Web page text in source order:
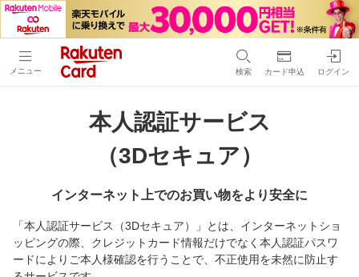
メニュー 検索 カード申込 ログイン
本人認証サービス
（3Dセキュア）
インターネット上でのお買い物をより安全に
「本人認証サービス（3Dセキュア）」とは、インターネットショ
ッピングの際、クレジットカード情報だけでなく本人認証パスワ
ードによりご本人様確認を行うことで、不正使用を未然に防止す